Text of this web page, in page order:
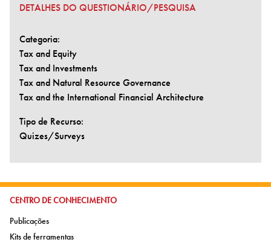
DETALHES DO QUESTIONÁRIO/PESQUISA
Categoria:
Tax and Equity
Tax and Investments
Tax and Natural Resource Governance
Tax and the International Financial Architecture
Tipo de Recurso:
Quizes/Surveys
IR PARA:
CENTRO DE CONHECIMENTO
Ir para:
Publicações
Ir para:
Kits de ferramentas